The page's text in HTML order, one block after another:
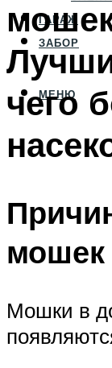
ГАРАЖ
ЗАБОР
МЕНЮ
чего
мошек
Мошки в